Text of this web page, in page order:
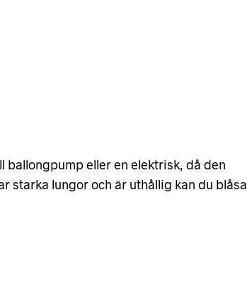
ballongpump eller en elektrisk, då den
starka lungor och är uthållig kan du blåsa